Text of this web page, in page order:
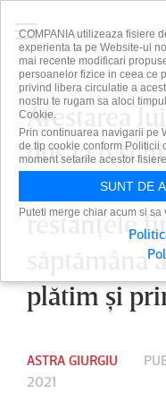
Arestarea
dus la o
la Astra.
restanţele
săptămâna
plătim şi
ASTRA GIURGIU
2021
COMPANIA utilizeaza fisiere
experienta ta pe Website-ul
mai recente modificari
persoanelor fizice in ceea ce
privind libera circulatie a
nostru te rugam sa aloci
Cookie.
Prin continuarea navigarii pe
de tip cookie conform Politicii
moment setarile acestor
SUNT DE
Puteti merge chiar acum si